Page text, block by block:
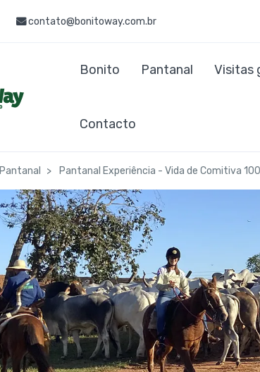
contato@bonitoway.com.br
Bonito Pantanal Visitas
Contacto
Pantanal Pantanal Experiência - Vida de Comitiva